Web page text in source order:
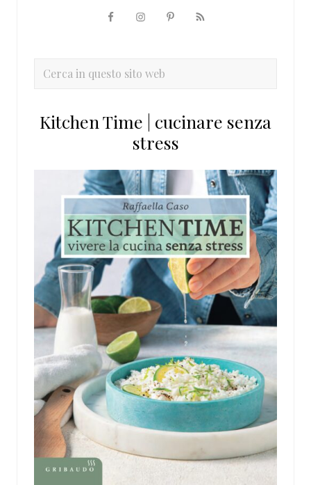
primaria
Cerca
sito
Kitchen Time | cucinare senza
stress